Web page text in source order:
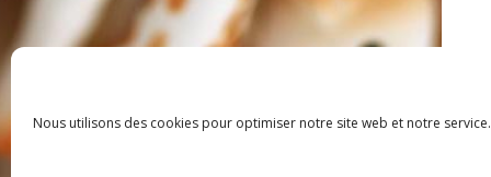
Nous utilisons des cookies pour optimiser notre site web et notre service.